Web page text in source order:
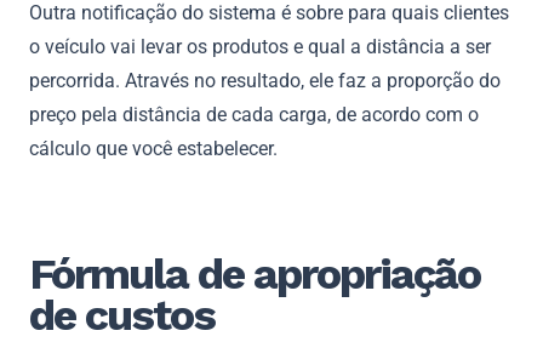
Outra notificação do sistema é sobre para quais clientes
o veículo vai levar os produtos e qual a distância a ser
percorrida. Através no resultado, ele faz a proporção do
preço pela distância de cada carga, de acordo com o
cálculo que você estabelecer.
Fórmula de apropriação
de custos